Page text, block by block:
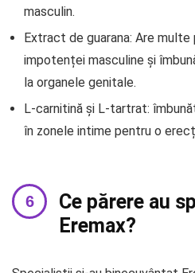
masculin.
Extract de guarana: Are
impotenței masculine și
la organele genitale.
L-carnitină și L-tartrat:
în zonele intime pentru o
Ce părere au
Eremax?